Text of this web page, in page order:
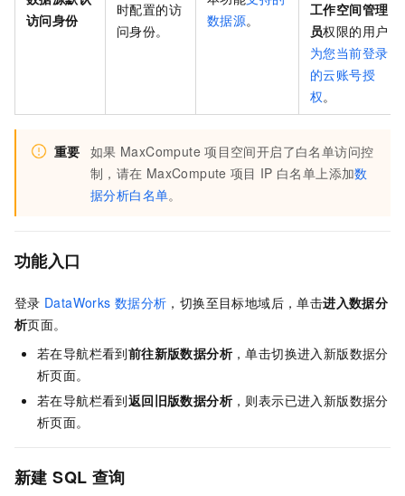
访问身份
时配置的访
问身份。
数据源。
工作空间管理
员权限的用户
为您当前登录
的云账号授
权。
重要 如果 MaxCompute 项目空间开启了白名单访问控
制，请在 MaxCompute 项目 IP 白名单上添加数
据分析白名单。
功能入口
登录 DataWorks 数据分析 ，切换至目标地域后，单击进入数据分
析页面。
若在导航栏看到前往新版数据分析，单击切换进入新版数据分
析页面。
若在导航栏看到返回旧版数据分析，则表示已进入新版数据分
析页面。
新建 SQL 查询